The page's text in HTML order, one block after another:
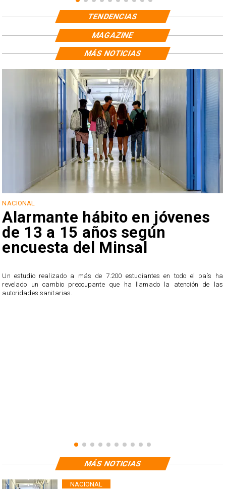
TENDENCIAS
MAGAZINE
NACIONAL
Alarmante hábito en jóvenes
de 13 a 15 años según
encuesta del Minsal
Un estudio realizado a más de 7.200 estudiantes en todo el país ha
revelado un cambio preocupante que ha llamado la atención de las
autoridades sanitarias.
MÁS NOTICIAS
NACIONAL
MÁS NOTICIAS